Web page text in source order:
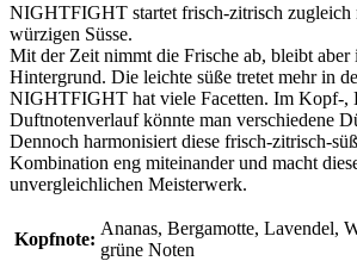
NIGHTFIGHT startet frisch-zitrisch zugleich
würzigen Süsse.
Mit der Zeit nimmt die Frische ab, bleibt aber
Hintergrund. Die leichte süße tretet mehr in
NIGHTFIGHT hat viele Facetten. Im Kopf-,
Duftnotenverlauf könnte man verschiedene
Dennoch harmonisiert diese frisch-zitrisch-
Kombination eng miteinander und macht
unvergleichlichen Meisterwerk.
Kopfnote:
Ananas, Bergamotte, Lavendel,
grüne Noten